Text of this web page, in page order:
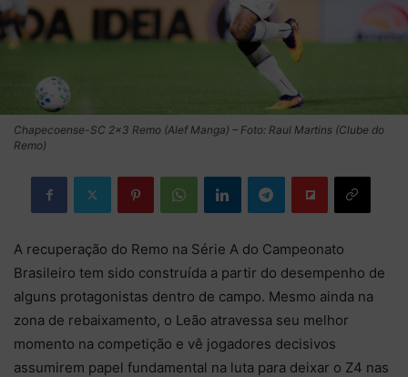
Chapecoense-SC 2×3 Remo (Alef Manga) – Foto: Raul Martins (Clube do
Remo)
A recuperação do Remo na Série A do Campeonato
Brasileiro tem sido construída a partir do desempenho de
alguns protagonistas dentro de campo. Mesmo ainda na
zona de rebaixamento, o Leão atravessa seu melhor
momento na competição e vê jogadores decisivos
assumirem papel fundamental na luta para deixar o Z4 nas